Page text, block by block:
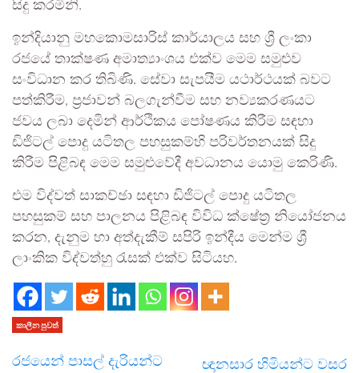
සිදු කරමිනි.
ඉන්දියානු මහකොමසාරිස් කාර්යාලය සහ ශ්‍රී ලංකා
රජයේ තාක්ෂණ අමාත්‍යාංශය එක්ව මෙම සමුළුව
සංවිධාන කර තිබිණි. සේවා සැපයීම යථාර්ථයක් බවට
පත්කිරීම, ප්‍රජාවන් බලගැන්වීම සහ නව්‍යකරණයට
ජවය ලබා දෙමින් ආර්ථිකය පෝෂණය කිරීම සඳහා
ඩිජිටල් පොදු යටිතල පහසුකම්හි පරිවර්තනයක් සිදු
කිරීම පිළිබඳ මෙම සමුළුවේදී අවධානය යොමු කෙරිණි.
එම විද්වත් සාකච්ඡා සඳහා ඩිජිටල් පොදු යටිතල
පහසුකම් සහ පාලනය පිළිබඳ විවිධ ක්ෂේත්‍ර නියෝජනය
කරන, දැනුම හා අත්දැකීම් සපිරි ඉන්දීය මෙන්ම ශ්‍රී
ලාංකික විද්වත්හු රැසක් එක්ව සිටියහ.
කාලීන පුවත්
රජයෙන් පාසල් දැරියන්ට
ඥානසාර හිමියන්ට වසර